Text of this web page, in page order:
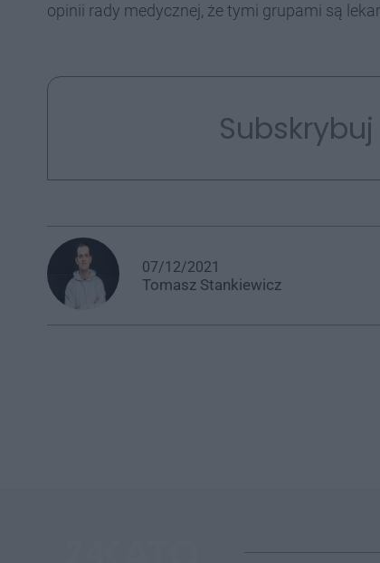
opinii rady medycznej, że tymi grupami są
07/12/2021
Tomasz Stankiewicz